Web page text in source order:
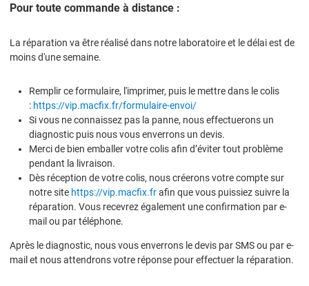
Pour toute commande à distance :
La réparation va être réalisé dans notre laboratoire et le délai est de
moins d'une semaine.
Remplir ce formulaire, l'imprimer, puis le mettre dans le colis
: https://vip.macfix.fr/formulaire-envoi/
Si vous ne connaissez pas la panne, nous effectuerons un
diagnostic puis nous vous enverrons un devis.
Merci de bien emballer votre colis afin d’éviter tout problème
pendant la livraison.
Dès réception de votre colis, nous créerons votre compte sur
notre site https://vip.macfix.frafin que vous puissiez suivre la
réparation. Vous recevrez également une confirmation par e-
mail ou par téléphone.
Après le diagnostic, nous vous enverrons le devis par SMS ou par e-
mail et nous attendrons votre réponse pour effectuer la réparation.